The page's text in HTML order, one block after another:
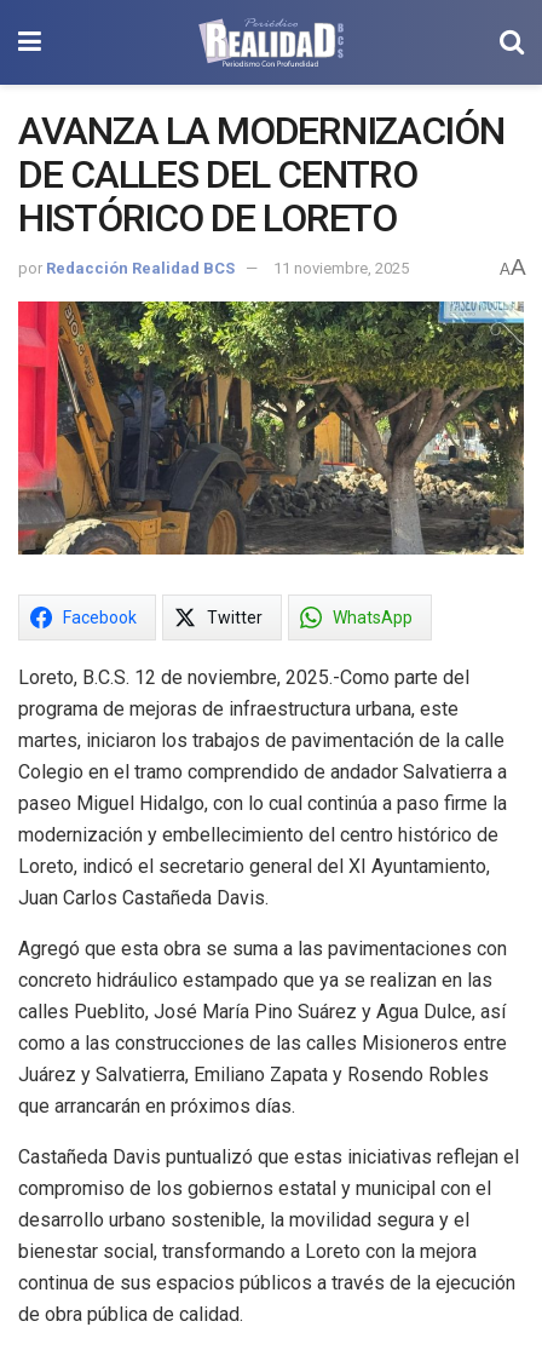
AVANZA LA MODERNIZACIÓN
DE CALLES DEL CENTRO
HISTÓRICO DE LORETO
por Redacción Realidad BCS 11 noviembre, 2025 AA
Facebook Twitter WhatsApp
Loreto, B.C.S. 12 de noviembre, 2025.-Como parte del
programa de mejoras de infraestructura urbana, este
martes, iniciaron los trabajos de pavimentación de la calle
Colegio en el tramo comprendido de andador Salvatierra a
paseo Miguel Hidalgo, con lo cual continúa a paso firme la
modernización y embellecimiento del centro histórico de
Loreto, indicó el secretario general del XI Ayuntamiento,
Juan Carlos Castañeda Davis.
Agregó que esta obra se suma a las pavimentaciones con
concreto hidráulico estampado que ya se realizan en las
calles Pueblito, José María Pino Suárez y Agua Dulce, así
como a las construcciones de las calles Misioneros entre
Juárez y Salvatierra, Emiliano Zapata y Rosendo Robles
que arrancarán en próximos días.
Castañeda Davis puntualizó que estas iniciativas reflejan el
compromiso de los gobiernos estatal y municipal con el
desarrollo urbano sostenible, la movilidad segura y el
bienestar social, transformando a Loreto con la mejora
continua de sus espacios públicos a través de la ejecución
de obra pública de calidad.